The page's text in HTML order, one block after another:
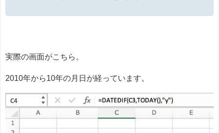
実際の画面がこちら。
2010年から10年の月日が経っています。